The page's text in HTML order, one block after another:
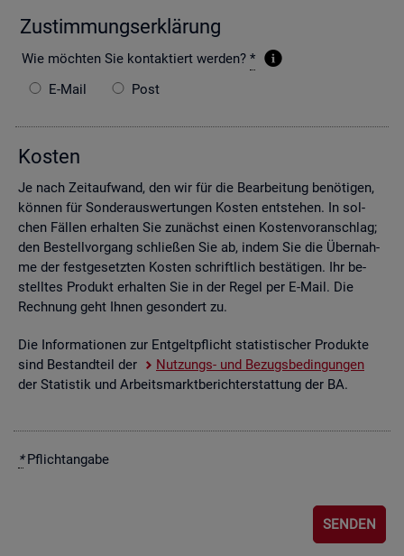
Zu­stim­mungs­er­klä­rung
Wie möch­ten Sie kon­tak­tiert wer­den? *
E-Mail
Post
Kos­ten
Je nach Zeit­auf­wand, den wir für die Be­ar­bei­tung be­nö­ti­gen,
kön­nen für Son­der­aus­wer­tun­gen Kos­ten ent­ste­hen. In sol­
chen Fäl­len er­hal­ten Sie zu­nächst einen Kos­ten­vor­anschlag;
den Be­stell­vor­gang schlie­ßen Sie ab, indem Sie die Über­nah­
me der fest­ge­setz­ten Kos­ten schrift­lich be­stä­ti­gen. Ihr be­
stell­tes Pro­dukt er­hal­ten Sie in der Regel per E-Mail. Die
Rech­nung geht Ihnen ge­son­dert zu.
Die In­for­ma­tio­nen zur Ent­gelt­pflicht sta­tis­ti­scher Pro­duk­te
sind Be­stand­teil der
Nut­zungs- und Be­zugs­be­din­gun­gen
der Sta­tis­tik und Ar­beits­markt­be­richt­erstat­tung der BA.
*Pflicht­an­ga­be